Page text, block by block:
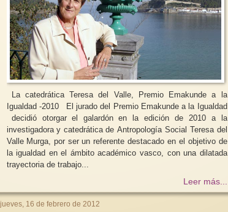
La catedrática Teresa del Valle, Premio Emakunde a la
Igualdad -2010 El jurado del Premio Emakunde a la Igualdad
decidió otorgar el galardón en la edición de 2010 a la
investigadora y catedrática de Antropología Social Teresa del
Valle Murga, por ser un referente destacado en el objetivo de
la igualdad en el ámbito académico vasco, con una dilatada
trayectoria de trabajo...
Leer más...
jueves, 16 de febrero de 2012